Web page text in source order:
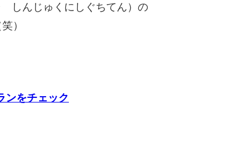
しんじゅくにしぐちてん）の
）
ンをチェック